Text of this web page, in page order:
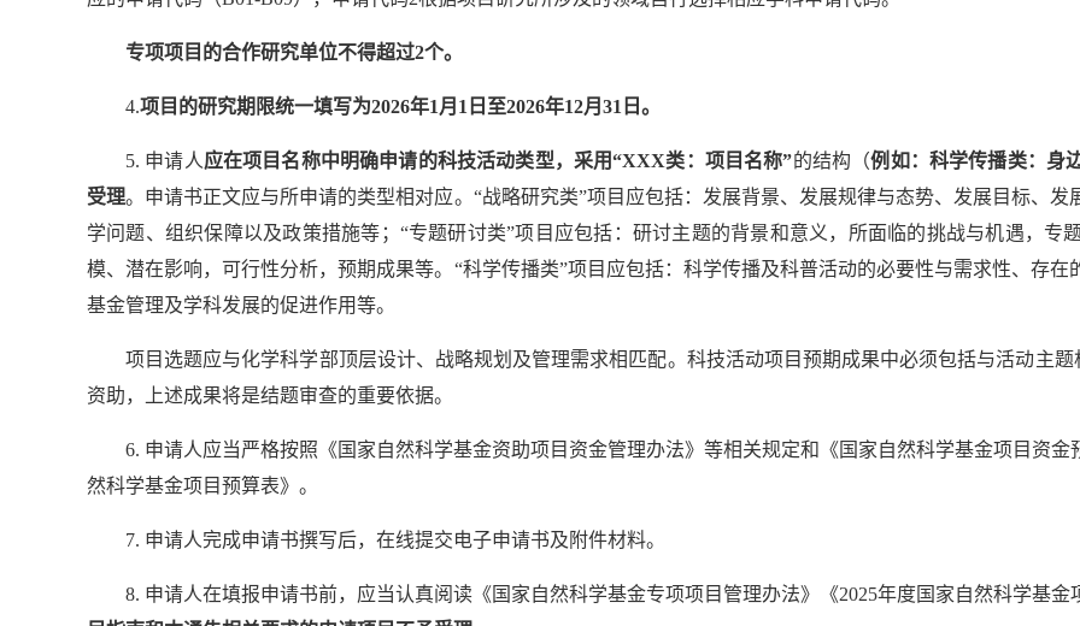
专项项目的合作研究单位不得超过2个。
4.项目的研究期限统一填写为2026年1月1日至2026年12月31日。
5. 申请人应在项目名称中明确申请的科技活动类型，采用“XXX类：项目名称”的结构（例如：科学传播类：身
受理。申请书正文应与所申请的类型相对应。“战略研究类”项目应包括：发展背景、发展规律与态势、发展目标、
学问题、组织保障以及政策措施等；“专题研讨类”项目应包括：研讨主题的背景和意义，所面临的挑战与机遇，专
模、潜在影响，可行性分析，预期成果等。“科学传播类”项目应包括：科学传播及科普活动的必要性与需求性、存
基金管理及学科发展的促进作用等。
项目选题应与化学科学部顶层设计、战略规划及管理需求相匹配。科技活动项目预期成果中必须包括与活动主
资助，上述成果将是结题审查的重要依据。
6. 申请人应当严格按照《国家自然科学基金资助项目资金管理办法》等相关规定和《国家自然科学基金项目资
然科学基金项目预算表》。
7. 申请人完成申请书撰写后，在线提交电子申请书及附件材料。
8. 申请人在填报申请书前，应当认真阅读《国家自然科学基金专项项目管理办法》《2025年度国家自然科学基金